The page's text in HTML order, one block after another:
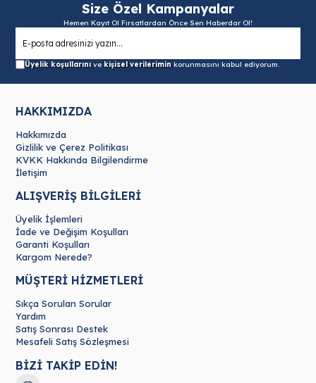
Size Özel Kampanyalar
Hemen Kayıt Ol Fırsatlardan Önce Sen Haberdar Ol!
Üyelik koşullarınıve kişisel verileriminkorunmasını kabul ediyorum.
HAKKIMIZDA
Hakkımızda
Gizlilik ve Çerez Politikası
KVKK Hakkında Bilgilendirme
İletişim
ALIŞVERİŞ BİLGİLERİ
Üyelik İşlemleri
İade ve Değişim Koşulları
Garanti Koşulları
Kargom Nerede?
MÜŞTERİ HİZMETLERİ
Sıkça Sorulan Sorular
Yardım
Satış Sonrası Destek
Mesafeli Satış Sözleşmesi
BİZİ TAKİP EDİN!